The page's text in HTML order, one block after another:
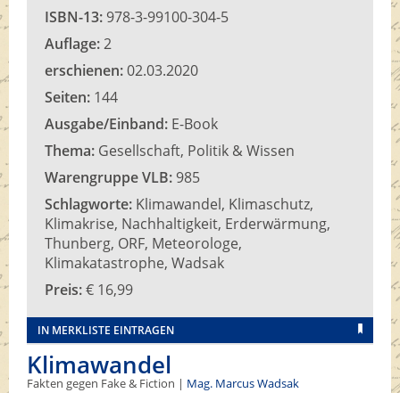
ISBN-13: 978-3-99100-304-5
Auflage:2
erschienen:02.03.2020
Seiten: 144
Ausgabe/Einband: E-Book
Thema: Gesellschaft, Politik & Wissen
Warengruppe VLB: 985
Schlagworte: Klimawandel, Klimaschutz,
Klimakrise, Nachhaltigkeit, Erderwärmung,
Thunberg, ORF, Meteorologe,
Klimakatastrophe, Wadsak
Preis:€ 16,99
IN MERKLISTE EINTRAGEN
Klimawandel
Fakten gegen Fake & Fiction | Mag. Marcus Wadsak